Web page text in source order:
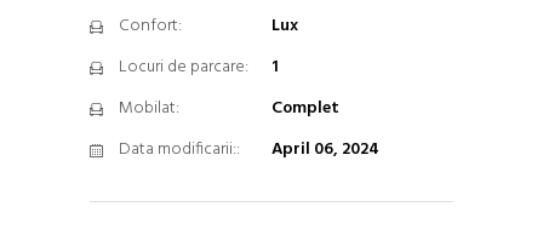
Confort:
Lux
Locuri de parcare:
1
Mobilat:
Complet
Data modificarii::
April 06, 2024